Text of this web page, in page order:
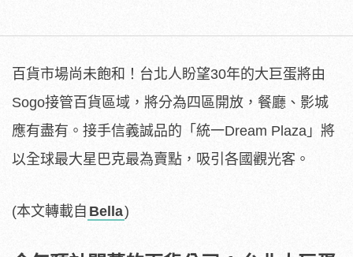
百貨市場尚未飽和！台北人盼望30年的大巨蛋將由
Sogo接管百貨區域，將分為四區開放，餐廳、影城
應有盡有。接手信義誠品的「統一Dream Plaza」將
以全球最大星巴克最為賣點，吸引各國觀光客。
(本文轉載自 Bella)